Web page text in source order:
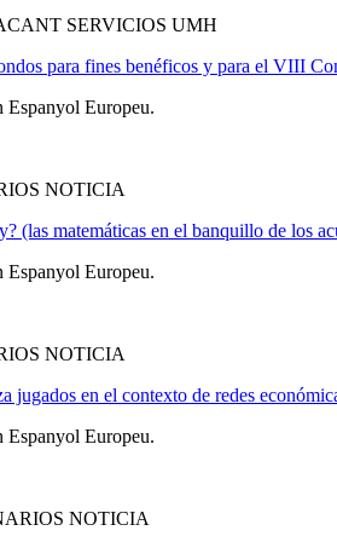
SERVICIOS UMH
para fines benéficos y para el VIII
Espanyol Europeu.
NOTICIA
(las matemáticas en el banquillo de los
Espanyol Europeu.
NOTICIA
jugados en el contexto de redes
Espanyol Europeu.
NOTICIA